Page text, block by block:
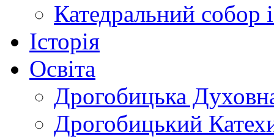
Катедральний собор
Історія
Освіта
Дрогобицька
Дрогобицький